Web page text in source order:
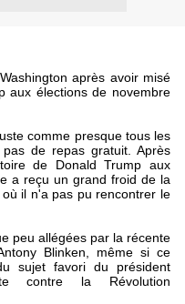
après avoir misé
aux élections de novembre
comme presque tous les
de repas gratuit. Après
de Donald Trump aux
a reçu un grand froid de la
il n'a pas pu rencontrer le
peu allégées par la récente
Blinken, même si ce
sujet favori du président
contre la Révolution